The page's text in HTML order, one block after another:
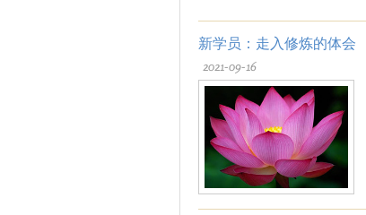
新学员：走入修炼的体会
2021-09-16